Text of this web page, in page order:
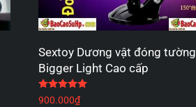
Sextoy Dương vật đóng tường
Bigger Light Cao cấp
900.000₫